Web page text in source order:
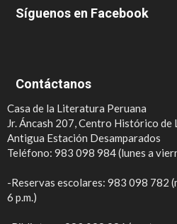
Síguenos en Facebook
Contáctanos
Casa de la Literatura Peruana
Jr. Áncash 207, Centro Histórico de
Antigua Estación Desamparados
Teléfono: 983 098 984 (lunes a
-Reservas escolares: 983 098 782
6 p.m.)